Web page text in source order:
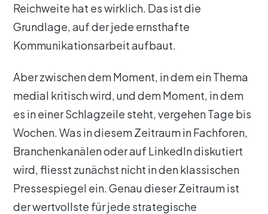
Reichweite hat es wirklich. Das ist die
Grundlage, auf der jede ernsthafte
Kommunikationsarbeit aufbaut.
Aber zwischen dem Moment, in dem ein Thema
medial kritisch wird, und dem Moment, in dem
es in einer Schlagzeile steht, vergehen Tage bis
Wochen. Was in diesem Zeitraum in Fachforen,
Branchenkanälen oder auf LinkedIn diskutiert
wird, fliesst zunächst nicht in den klassischen
Pressespiegel ein. Genau dieser Zeitraum ist
der wertvollste für jede strategische